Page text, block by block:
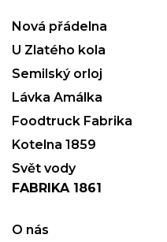
Nová přádelna
U Zlatého kola
Semilský orloj
Lávka Amálka
Foodtruck Fabrika
Kotelna 1859
Svět vody
FABRIKA 1861
O nás